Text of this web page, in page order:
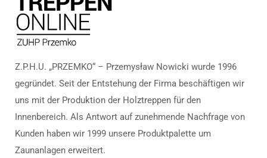
Z.P.H.U. „PRZEMKO“ – Przemysław Nowicki wurde 1996
gegründet. Seit der Entstehung der Firma beschäftigen wir
uns mit der Produktion der Holztreppen für den
Innenbereich. Als Antwort auf zunehmende Nachfrage von
Kunden haben wir 1999 unsere Produktpalette um
Zaunanlagen erweitert.